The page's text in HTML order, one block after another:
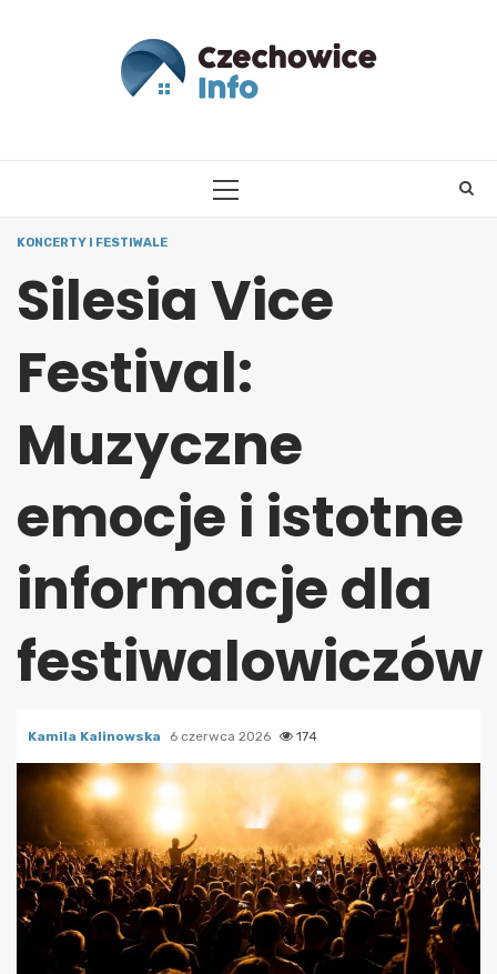
PRIMARY
KONCERTY I FESTIWALE
Silesia Vice
Festival:
Muzyczne
emocje i istotne
informacje dla
festiwalowiczów
Kamila Kalinowska 6 czerwca 2026 174